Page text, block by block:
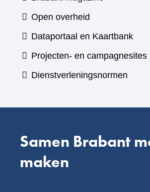
andere
website)
Open overheid
Dataportaal en Kaartbank
naar
Projecten- en campagnesites
Dienstverleningsnormen
Samen Brabant
maken